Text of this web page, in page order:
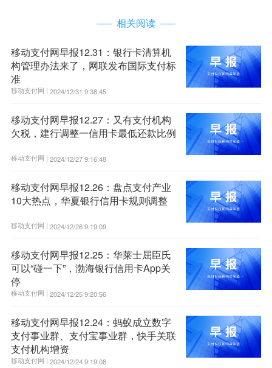
相关阅读
移动支付网早报12.31：银行卡清算机
构管理办法来了，网联发布国际支付标
准
移动支付网 | 2024/12/31 9:38:45
移动支付网早报12.27：又有支付机构
欠税，建行调整一信用卡最低还款比例
移动支付网 | 2024/12/27 9:16:48
移动支付网早报12.26：盘点支付产业
10大热点，华夏银行信用卡规则调整
移动支付网 | 2024/12/26 9:19:09
移动支付网早报12.25：华莱士屈臣氏
可以“碰一下”，渤海银行信用卡App关
停
移动支付网 | 2024/12/25 9:20:56
移动支付网早报12.24：蚂蚁成立数字
支付事业群、支付宝事业群，快手关联
支付机构增资
移动支付网 | 2024/12/24 9:19:08